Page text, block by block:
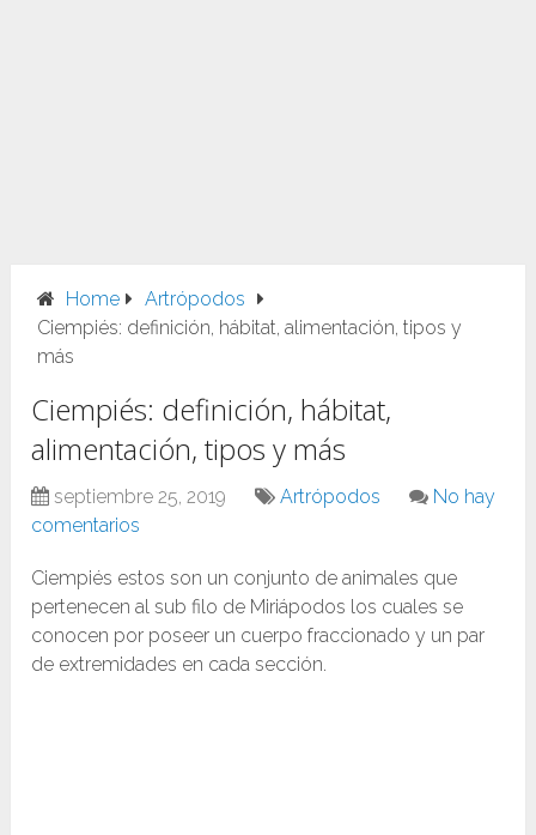
Home
Artrópodos
Ciempiés: definición, hábitat, alimentación, tipos y
más
Ciempiés: definición, hábitat,
alimentación, tipos y más
septiembre 25, 2019 Artrópodos
No hay
comentarios
Ciempiés estos son un conjunto de animales que
pertenecen al sub filo de Miriápodos los cuales se
conocen por poseer un cuerpo fraccionado y un par
de extremidades en cada sección.